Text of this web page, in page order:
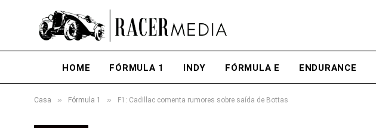
HOME FÓRMULA 1 INDY FÓRMULA E ENDURANCE
Casa » Fórmula 1 » F1: Cadillac comenta rumores sobre saída de Bottas